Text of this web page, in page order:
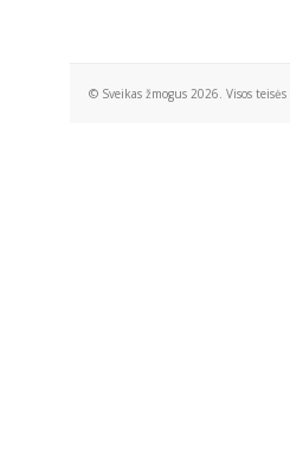
© Sveikas žmogus 2026. Visos teisės